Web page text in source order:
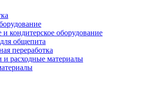
кондитерское оборудование
общепита
переработка
и расходные материалы